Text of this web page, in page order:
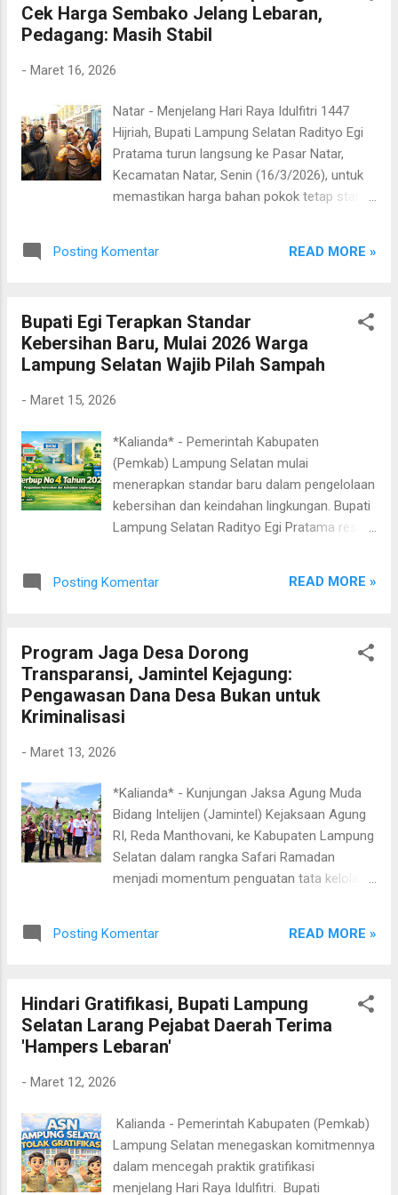
menyurutkan langkahnya. Satu per satu
pemudik disapa dengan hangat, menciptakan
kedatangan kendaraan roda dua. Egi
masyarakat yang tetap memilih mudik
menggunakan sepeda motor, meski
perjalanan yang ditempuh tidak mudah.
“Alhamdulillah, saya senang melihat
masyarakat yang naik sepeda motor tetap
doakan perjalanannya aman, selamat sampai
humanis juga terlihat ketik...
Cek Harga Sembako Jelang Lebaran,
Pedagang: Masih Stabil
- Maret 16, 2026
Natar - Menjelang Hari Raya Idulfitri 1447
Hijriah, Bupati Lampung Selatan Radityo Egi
Pratama turun langsung ke Pasar Natar,
Kecamatan Natar, Senin (16/3/2026), untuk
memastikan harga bahan pokok tetap stabil
Bupati Egi menyusuri sejumlah lapak
pembeli. Ia menanyakan kondisi harga bahan
pokok sekaligus memantau kemungkinan
kenaikan harga yang kerap terjadi menjelang
langsung harga bahan pokok di Pasar Natar.
sembako masih relatif stabil,” ujar Egi di sela
kegiatan. Pemantauan langsung ke pasar
tradisional ini dilakukan pemerintah daerah
untuk memastikan kebutuhan pokok
masyarakat tetap terjangkau selama
Pemerintah Kabupaten Lampung Selatan
Posting Komentar READ MORE »
Bupati Egi Terapkan Standar
Kebersihan Baru, Mulai 2026 Warga
Lampung Selatan Wajib Pilah Sampah
- Maret 15, 2026
*Kalianda* - Pemerintah Kabupaten
(Pemkab) Lampung Selatan mulai
menerapkan standar baru dalam pengelolaan
kebersihan dan keindahan lingkungan. Bupati
Lampung Selatan Radityo Egi Pratama resmi
Kebersihan dan Keindahan Lingkungan, yang
masyarakat dalam menjaga kebersihan.
Peraturan ini menandai perubahan cara
pandang terhadap kebersihan di Lampung
Selatan. Jika sebelumnya kebersihan lebih
umum, kini pemerintah daerah menetapkan
Kepala Dinas Komunikasi dan Informatika
(Kominfo) Kabupaten Lampung Selatan,
Hendry Kurniawan, menjelaskan bahwa
Perbup tersebut mengatur penerapan tiga
konsep utama, yakni ABRI, BKW, dan Strategi
di Lampung Selatan tidak lagi hanya soal
Posting Komentar READ MORE »
Program Jaga Desa Dorong
Transparansi, Jamintel Kejagung:
Pengawasan Dana Desa Bukan untuk
Kriminalisasi
- Maret 13, 2026
*Kalianda* - Kunjungan Jaksa Agung Muda
Bidang Intelijen (Jamintel) Kejaksaan Agung
RI, Reda Manthovani, ke Kabupaten Lampung
Selatan dalam rangka Safari Ramadan
menjadi momentum penguatan tata kelola
lebih transparan dan akuntabel. Kegiatan
itu sekaligus menjadi ajang sosialisasi dan
optimalisasi program Jaksa Garda Desa
(Jaga Desa), sebuah inisiatif pendampingan
mengelola keuangan secara tertib dan
Sekretaris Jenderal DPP Asosiasi Badan
Permusyawaratan Desa Nasional
(Abpednas) Aditya Yusma Perdana, Kepala
Posting Komentar READ MORE »
Hindari Gratifikasi, Bupati Lampung
Selatan Larang Pejabat Daerah Terima
'Hampers Lebaran'
- Maret 12, 2026
​ Kalianda - Pemerintah Kabupaten (Pemkab)
Lampung Selatan menegaskan komitmennya
dalam mencegah praktik gratifikasi
menjelang Hari Raya Idulfitri. Bupati